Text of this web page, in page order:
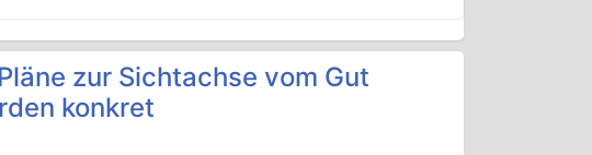
zur Sichtachse vom Gut
konkret